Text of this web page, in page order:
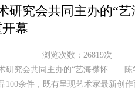
研究会共同主办的“
幕
浏览次数：26819次
研究会共同主办的“艺海襟怀——陈
余件，既有呈现艺术家最新创